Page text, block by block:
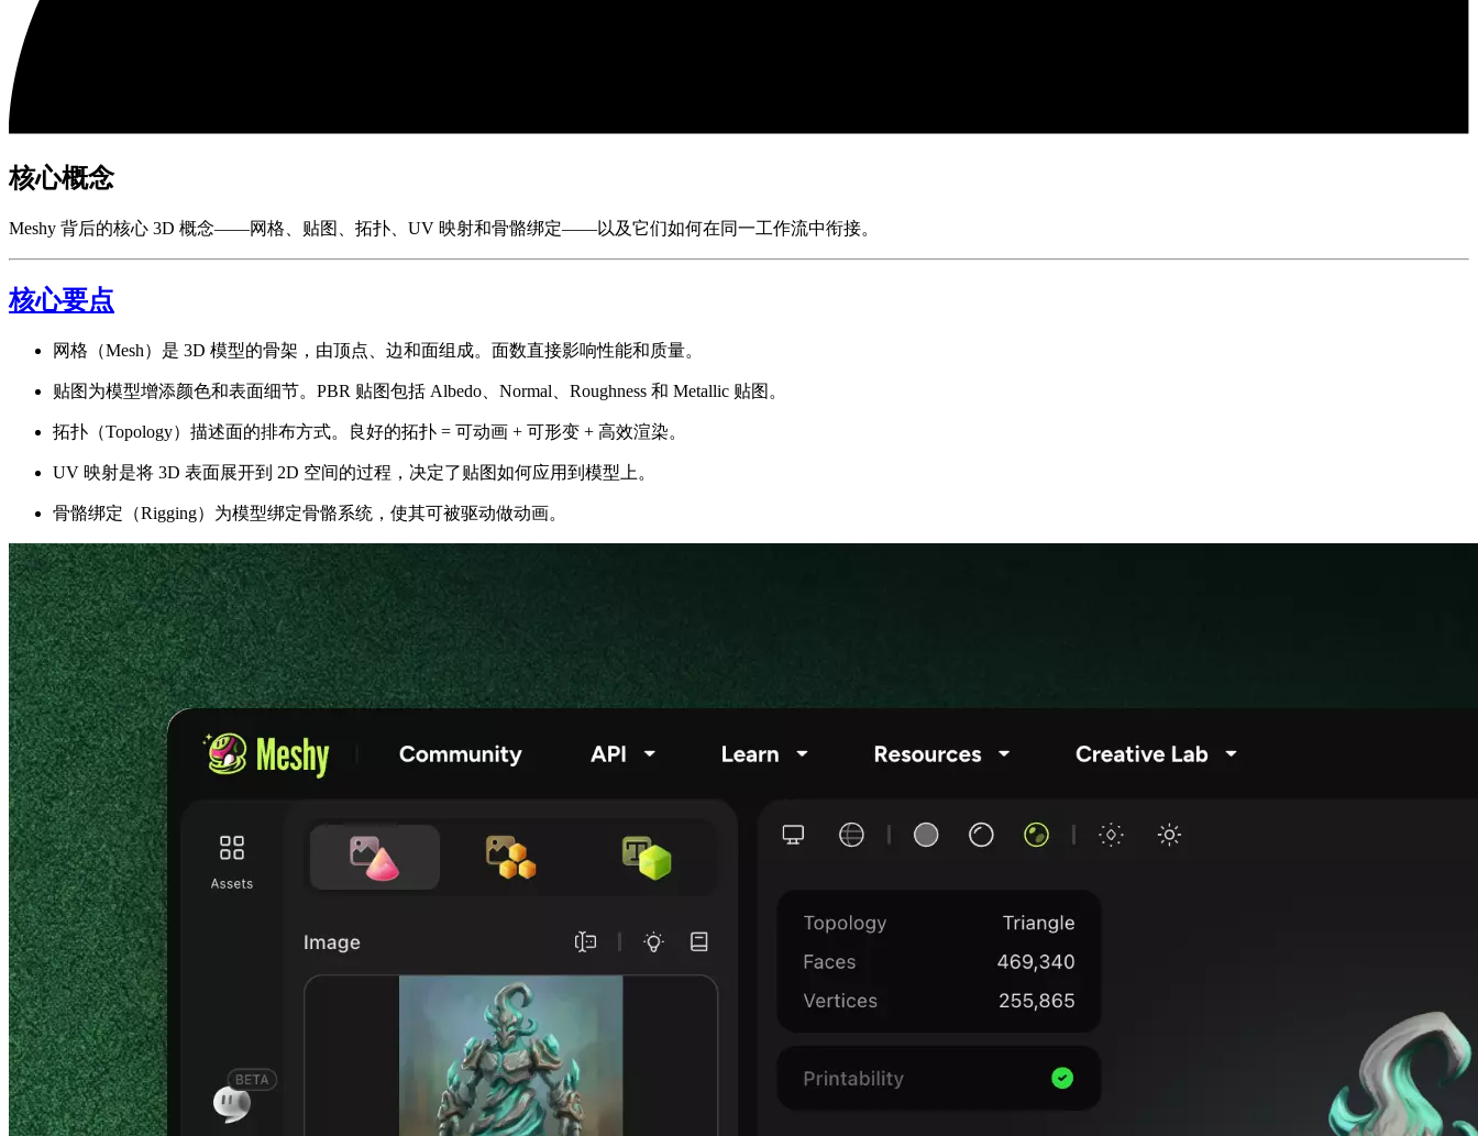
核心概念
Meshy 背后的核心 3D 概念——网格、贴图、拓扑、UV 映射和骨骼绑定——以及它们如何在同一工作流中衔接。
核心要点
网格（Mesh）是 3D 模型的骨架，由顶点、边和面组成。面数直接影响性能和质量。
贴图为模型增添颜色和表面细节。PBR 贴图包括 Albedo、Normal、Roughness 和 Metallic 贴图。
拓扑（Topology）描述面的排布方式。良好的拓扑 = 可动画 + 可形变 + 高效渲染。
UV 映射是将 3D 表面展开到 2D 空间的过程，决定了贴图如何应用到模型上。
骨骼绑定（Rigging）为模型绑定骨骼系统，使其可被驱动做动画。